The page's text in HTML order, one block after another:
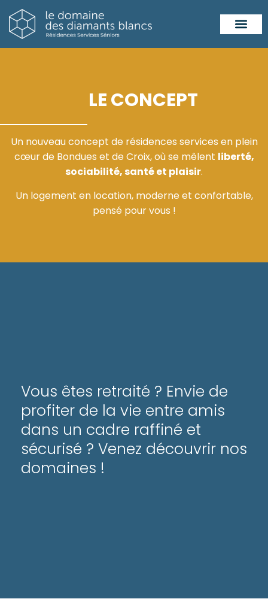
LE CONCEPT
Un nouveau concept de résidences services en plein
cœur de Bondues et de Croix, où se mêlent liberté,
sociabilité, santé et plaisir.
Un logement en location, moderne et confortable,
pensé pour vous !
Vous êtes retraité ? Envie de
profiter de la vie entre amis
dans un cadre raffiné et
sécurisé ? Venez découvrir nos
domaines !